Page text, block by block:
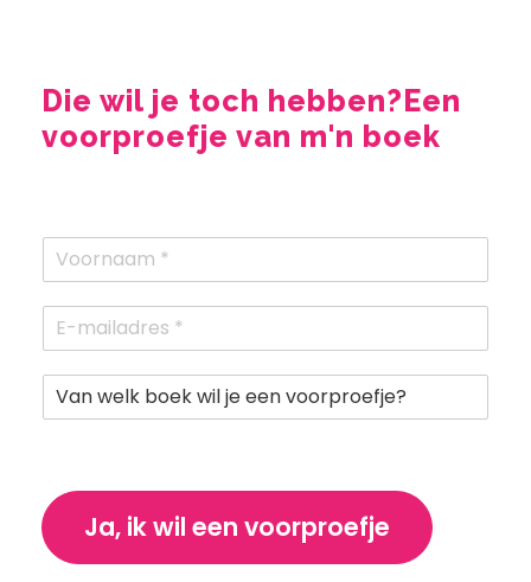
Die wil je toch hebben?Een
voorproefje van m'n boek
N
m
E
V
l
k
b
Ja, ik wil een voorproefje